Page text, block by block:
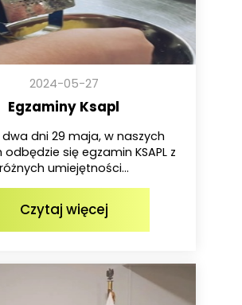
2024-05-27
Egzaminy Ksapl
dwa dni 29 maja, w naszych
odbędzie się egzamin KSAPL z
różnych umiejętności...
Czytaj więcej